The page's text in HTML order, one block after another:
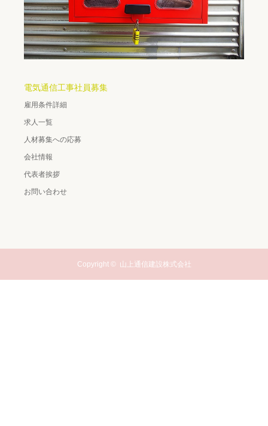
電気通信工事社員募集
雇用条件詳細
求人一覧
人材募集への応募
会社情報
代表者挨拶
お問い合わせ
Copyright © 山上通信建設株式会社